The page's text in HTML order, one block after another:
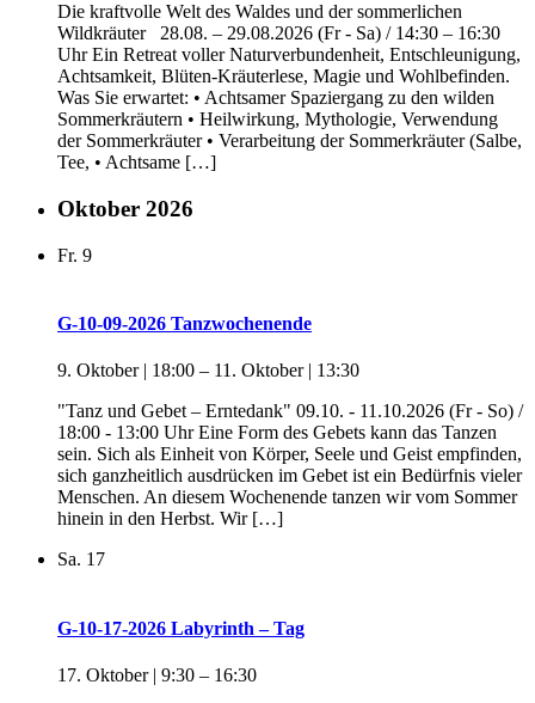
Die kraftvolle Welt des Waldes und der sommerlichen
Wildkräuter 28.08. – 29.08.2026 (Fr - Sa) / 14:30 – 16:30
Uhr Ein Retreat voller Naturverbundenheit, Entschleunigung,
Achtsamkeit, Blüten-Kräuterlese, Magie und Wohlbefinden.
Was Sie erwartet: • Achtsamer Spaziergang zu den wilden
Sommerkräutern • Heilwirkung, Mythologie, Verwendung
der Sommerkräuter • Verarbeitung der Sommerkräuter (Salbe,
Tee, • Achtsame […]
Oktober 2026
Fr. 9
G-10-09-2026 Tanzwochenende
9. Oktober | 18:00 – 11. Oktober | 13:30
"Tanz und Gebet – Erntedank" 09.10. - 11.10.2026 (Fr - So) /
18:00 - 13:00 Uhr Eine Form des Gebets kann das Tanzen
sein. Sich als Einheit von Körper, Seele und Geist empfinden,
sich ganzheitlich ausdrücken im Gebet ist ein Bedürfnis vieler
Menschen. An diesem Wochenende tanzen wir vom Sommer
hinein in den Herbst. Wir […]
Sa. 17
G-10-17-2026 Labyrinth – Tag
17. Oktober | 9:30 – 16:30